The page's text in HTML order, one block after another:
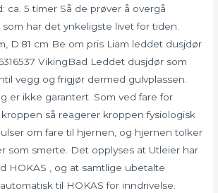
ca. 5 timer Så de prøver å overgå
har det ynkeligste livet for tiden.
D:81 cm Be om pris Liam leddet dusjdør
VikingBad Leddet dusjdør som
vegg og frigjør dermed gulvplassen.
er ikke garantert. Som ved fare for
kroppen så reagerer kroppen fysiologisk
om fare til hjernen, og hjernen tolker
som smerte. Det opplyses at Utleier har
HOKAS , og at samtlige ubetalte
til HOKAS for inndrivelse.